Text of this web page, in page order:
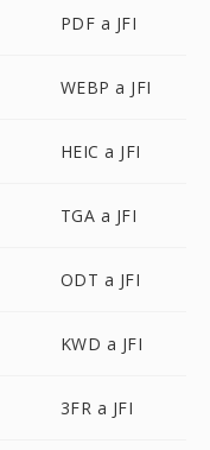
PDF a JFI
WEBP a JFI
HEIC a JFI
TGA a JFI
ODT a JFI
KWD a JFI
3FR a JFI